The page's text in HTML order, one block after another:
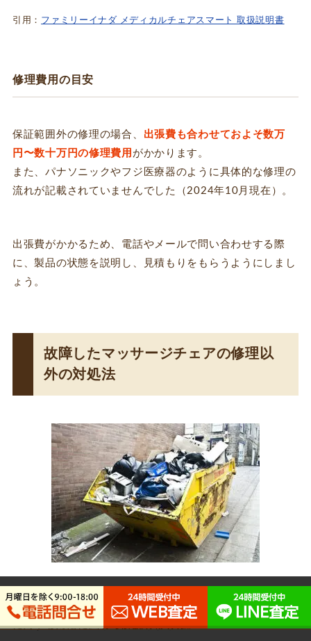
引用： ファミリーイナダ メディカルチェアスマート 取扱説明書
修理費用の目安
保証範囲外の修理の場合、 出張費も合わせておよそ数万
円〜数十万円の修理費用 がかかります。
また、パナソニックやフジ医療器のように具体的な修理の
流れが記載されていませんでした（2024年10月現在）。
出張費がかかるため、電話やメールで問い合わせする際
に、製品の状態を説明し、見積もりをもらうようにしまし
ょう。
故障したマッサージチェアの修理以
外の対処法
ここまでよくある故障と、修理費用など各メーカーの故障
に対する対応に関して解説しました。